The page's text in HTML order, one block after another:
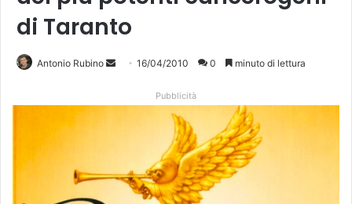
di Taranto
Antonio Rubino
n
16/04/2010 0 minuto di lettura
Pubblicità